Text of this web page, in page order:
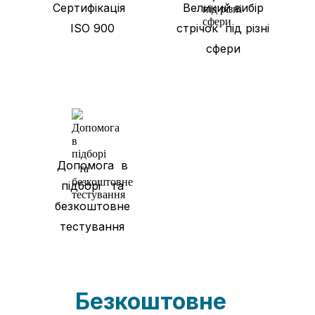
Сертифікація
ISO 900
Великий вибір
стрічок під різні
сфери
Допомога в
підборі та
безкоштовне
тестування
Безкоштовне